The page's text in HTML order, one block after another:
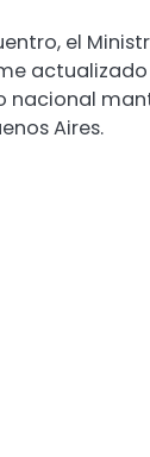
el
nacional
Aires.